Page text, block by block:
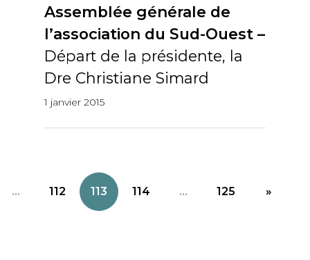
Assemblée générale de
l’association du Sud-Ouest –
Départ de la présidente, la
Dre Christiane Simard
1 janvier 2015
... 112 113 114 ... 125 »